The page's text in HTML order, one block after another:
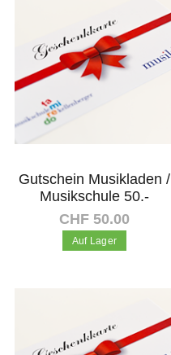
Gutschein Musikladen /
Musikschule 50.-
CHF 50.00
Auf Lager